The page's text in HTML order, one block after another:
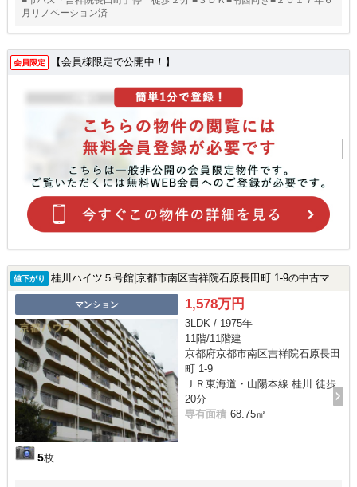
月リノベーション済
会員限定 【会員様限定で公開中！】
値下がり 桂川ハイツ５号館|京都市南区吉祥院石原長田町 1-9の中古マンション
マンション
5枚
1,578万円
3LDK / 1975年
11階/11階建
京都府京都市南区吉祥院石原長田
町 1-9
ＪＲ東海道・山陽本線 桂川 徒歩
20分
専有面積 68.75㎡